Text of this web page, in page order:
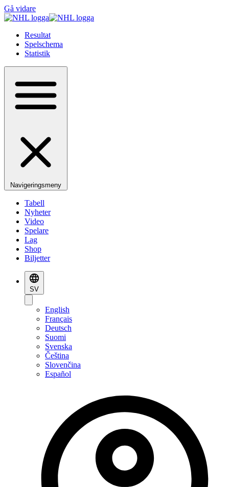
Gå vidare
Resultat
Spelschema
Statistik
Navigeringsmeny
Tabell
Nyheter
Video
Spelare
Lag
Shop
Biljetter
SV
English
Français
Deutsch
Suomi
Svenska
Čeština
Slovenčina
Español